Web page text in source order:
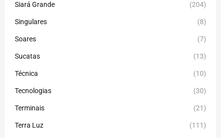
Siará Grande (204)
Singulares (8)
Soares (7)
Sucatas (13)
Técnica (10)
Tecnologias (30)
Terminais (21)
Terra Luz (111)